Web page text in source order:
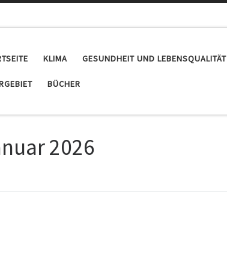
KLIMA GESUNDHEIT UND LEBENSQUALITÄT
BÜCHER
2026